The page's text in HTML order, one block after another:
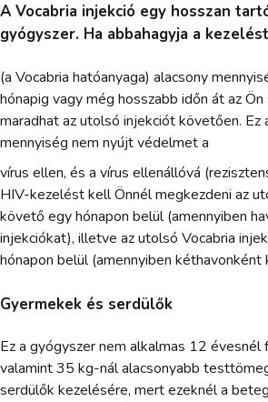
A Vocabria injekció egy hosszan
gyógyszer. Ha abbahagyja a
(a Vocabria hatóanyaga) alacsony
hónapig vagy még hosszabb időn át az
maradhat az utolsó injekciót követően. Ez
mennyiség nem nyújt védelmet a
vírus ellen, és a vírus ellenállóvá
HIV-kezelést kell Önnél megkezdeni az
követő egy hónapon belül (amennyiben
injekciókat), illetve az utolsó Vocabria
hónapon belül (amennyiben kéthavonként
Gyermekek és serdülők
Ez a gyógyszer nem alkalmas 12 évesnél
valamint 35 kg-nál alacsonyabb
serdülők kezelésére, mert ezeknél a